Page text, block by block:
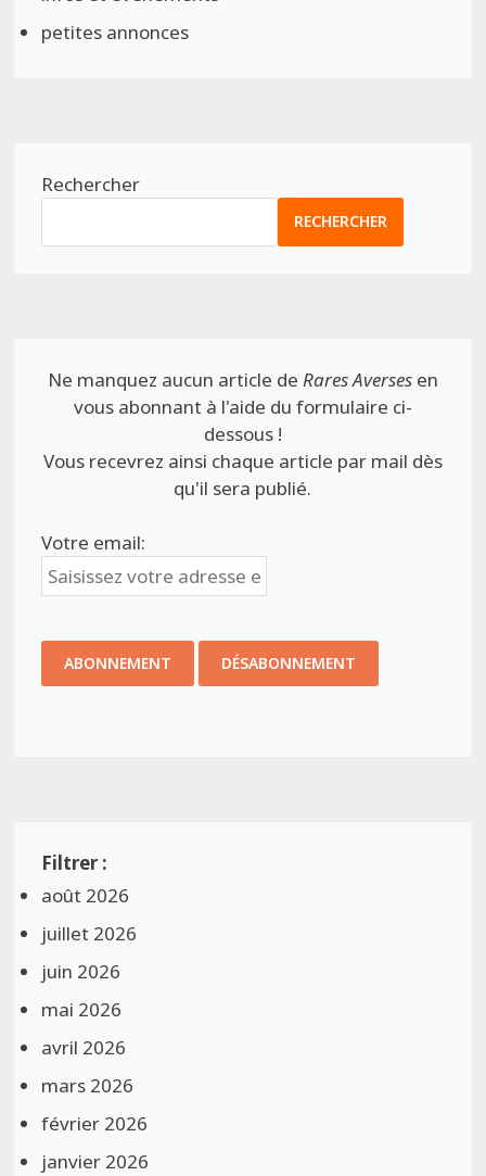
petites annonces
Rechercher
RECHERCHER
Ne manquez aucun article de Rares Aversesen
vous abonnant à l'aide du formulaire ci-
dessous !
Vous recevrez ainsi chaque article par mail dès
qu'il sera publié.
Votre email:
août 2026
juillet 2026
juin 2026
mai 2026
avril 2026
mars 2026
février 2026
janvier 2026